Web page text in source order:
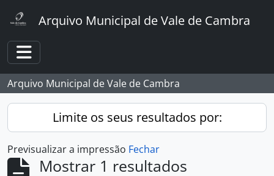
Arquivo Municipal de Vale de Cambra
Toggle navigation
Arquivo Municipal de Vale de Cambra
Limite os seus resultados por:
Previsualizar a impressão Fechar
Mostrar 1 resultados